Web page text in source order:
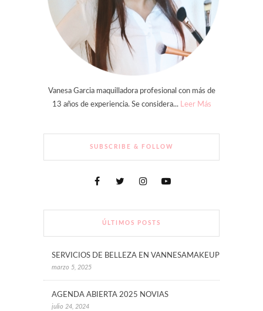
Vanesa Garcia maquilladora profesional con más de
13 años de experiencia. Se considera... Leer Más
SUBSCRIBE & FOLLOW
ÚLTIMOS POSTS
SERVICIOS DE BELLEZA EN VANNESAMAKEUP
marzo 5, 2025
AGENDA ABIERTA 2025 NOVIAS
julio 24, 2024